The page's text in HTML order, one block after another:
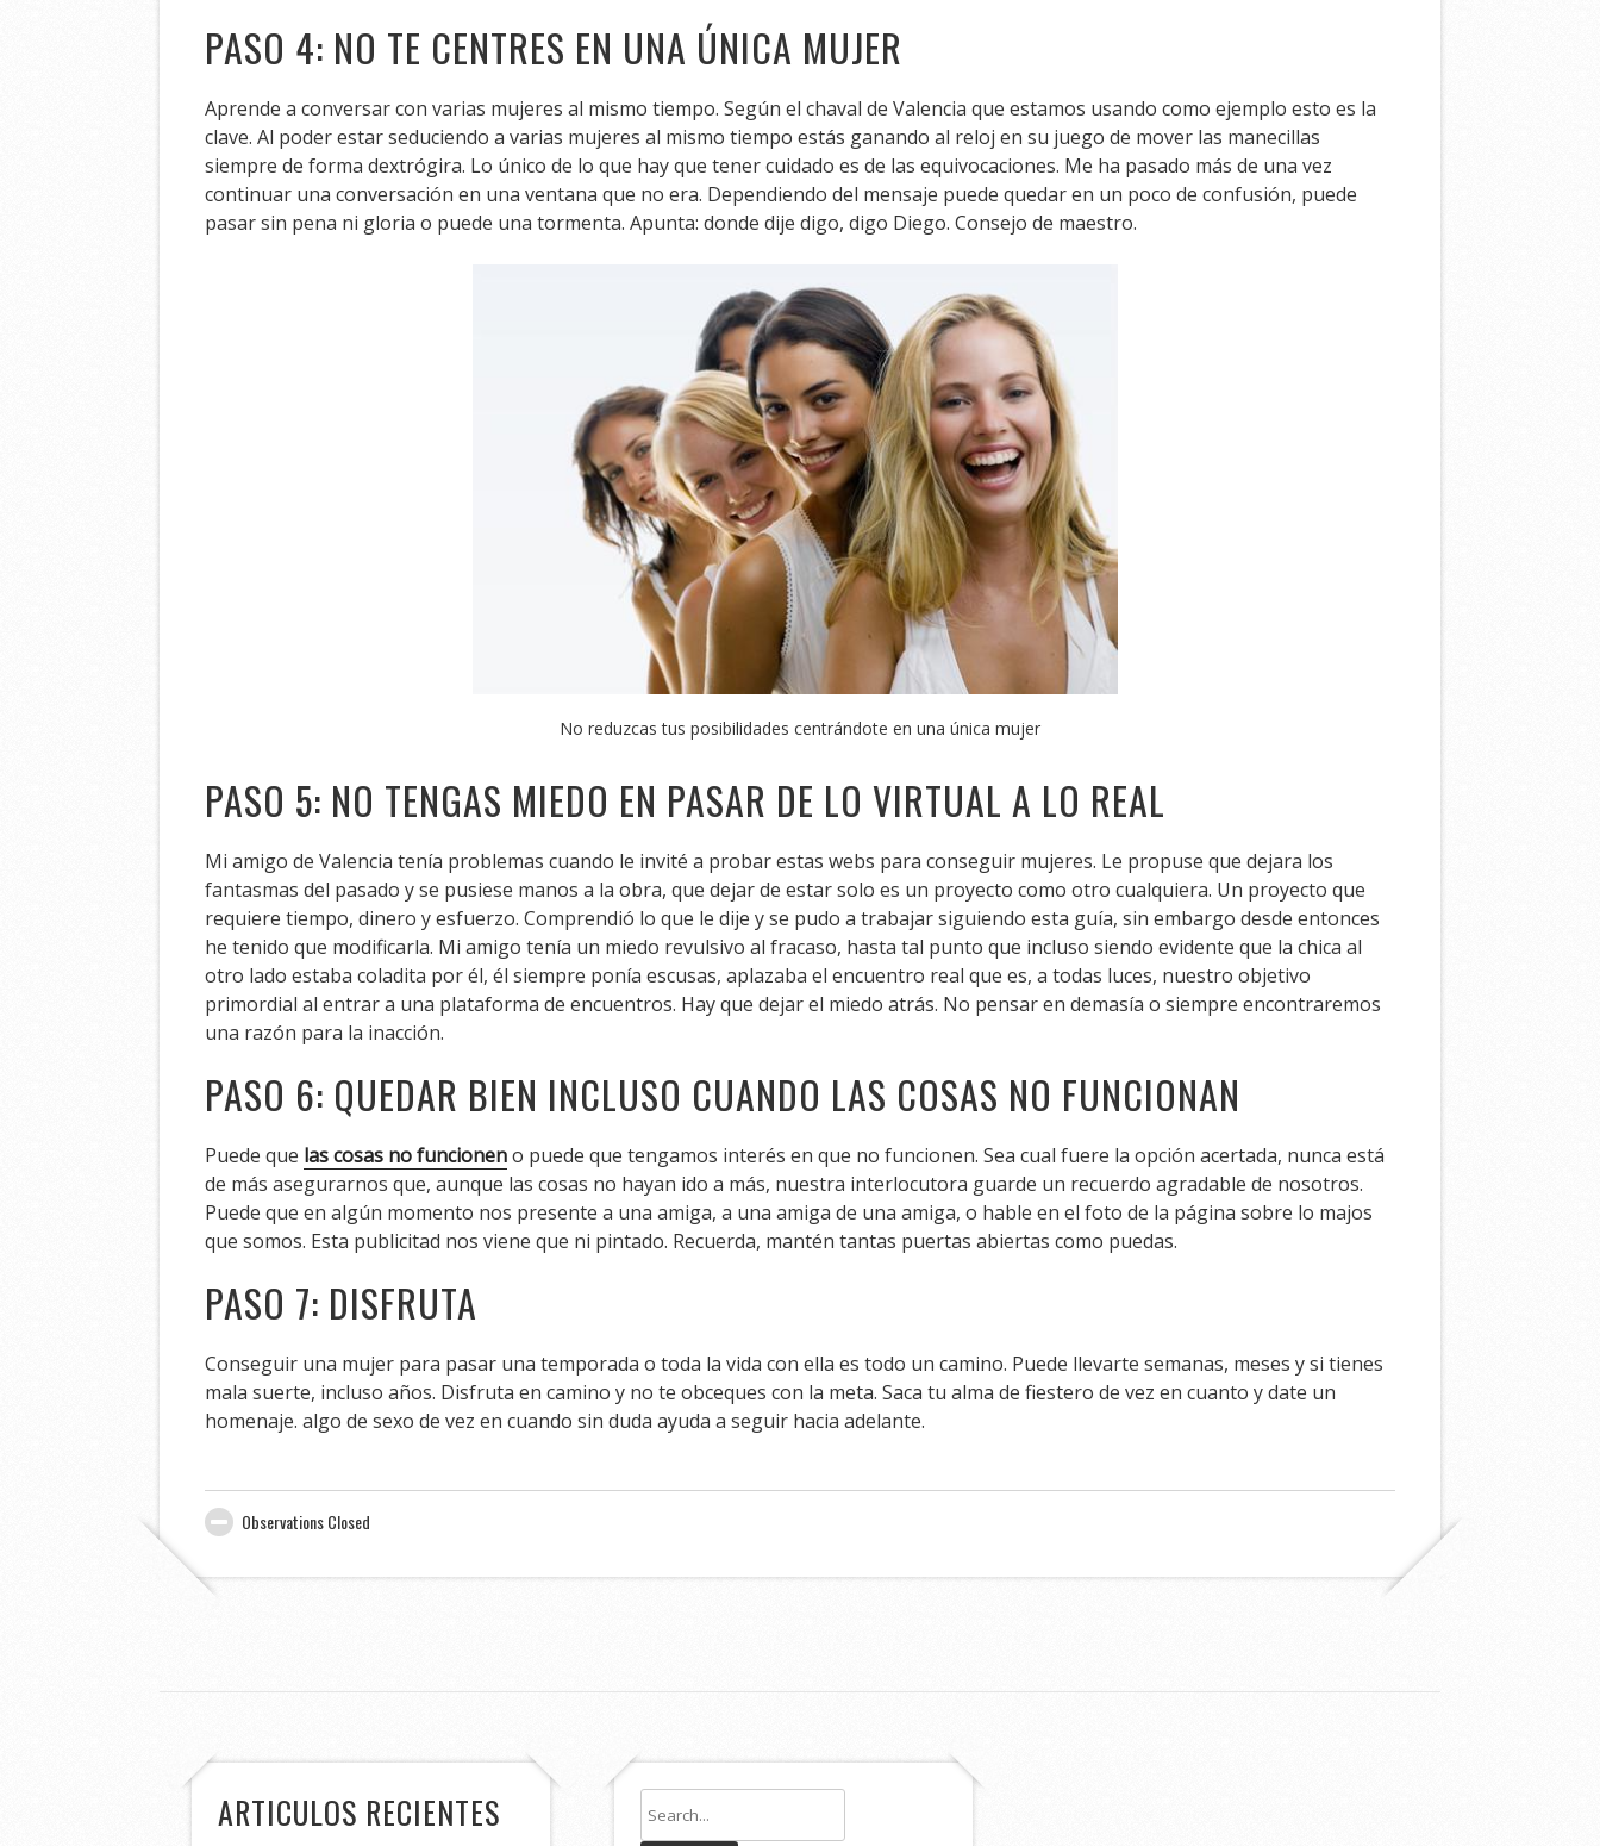
PASO 4: NO TE CENTRES EN UNA ÚNICA MUJER
Aprende a conversar con varias mujeres al mismo tiempo. Según el chaval de Valencia que estamos usando como ejemplo esto es la
clave. Al poder estar seduciendo a varias mujeres al mismo tiempo estás ganando al reloj en su juego de mover las manecillas
siempre de forma dextrógira. Lo único de lo que hay que tener cuidado es de las equivocaciones. Me ha pasado más de una vez
continuar una conversación en una ventana que no era. Dependiendo del mensaje puede quedar en un poco de confusión, puede
pasar sin pena ni gloria o puede una tormenta. Apunta: donde dije digo, digo Diego. Consejo de maestro.
No reduzcas tus posibilidades centrándote en una única mujer
PASO 5: NO TENGAS MIEDO EN PASAR DE LO VIRTUAL A LO REAL
Mi amigo de Valencia tenía problemas cuando le invité a probar estas webs para conseguir mujeres. Le propuse que dejara los
fantasmas del pasado y se pusiese manos a la obra, que dejar de estar solo es un proyecto como otro cualquiera. Un proyecto que
requiere tiempo, dinero y esfuerzo. Comprendió lo que le dije y se pudo a trabajar siguiendo esta guía, sin embargo desde entonces
he tenido que modificarla. Mi amigo tenía un miedo revulsivo al fracaso, hasta tal punto que incluso siendo evidente que la chica al
otro lado estaba coladita por él, él siempre ponía escusas, aplazaba el encuentro real que es, a todas luces, nuestro objetivo
primordial al entrar a una plataforma de encuentros. Hay que dejar el miedo atrás. No pensar en demasía o siempre encontraremos
una razón para la inacción.
PASO 6: QUEDAR BIEN INCLUSO CUANDO LAS COSAS NO FUNCIONAN
Puede que las cosas no funcioneno puede que tengamos interés en que no funcionen. Sea cual fuere la opción acertada, nunca está
de más asegurarnos que, aunque las cosas no hayan ido a más, nuestra interlocutora guarde un recuerdo agradable de nosotros.
Puede que en algún momento nos presente a una amiga, a una amiga de una amiga, o hable en el foto de la página sobre lo majos
que somos. Esta publicitad nos viene que ni pintado. Recuerda, mantén tantas puertas abiertas como puedas.
PASO 7: DISFRUTA
Conseguir una mujer para pasar una temporada o toda la vida con ella es todo un camino. Puede llevarte semanas, meses y si tienes
mala suerte, incluso años. Disfruta en camino y no te obceques con la meta. Saca tu alma de fiestero de vez en cuanto y date un
homenaje. algo de sexo de vez en cuando sin duda ayuda a seguir hacia adelante.
Observations Closed
ARTICULOS RECIENTES